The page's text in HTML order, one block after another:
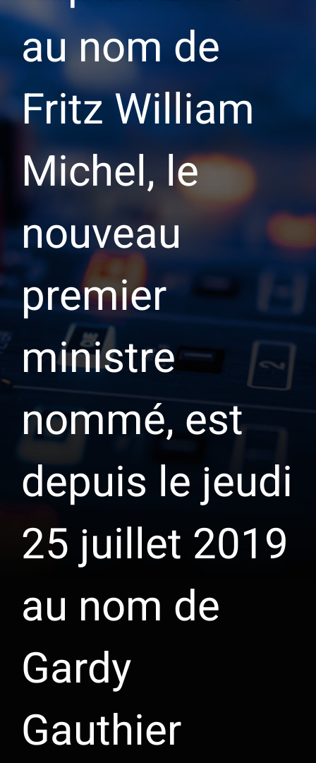
au nom de
Fritz William
Michel, le
nouveau
premier
ministre
nommé, est
depuis le jeudi
25 juillet 2019
au nom de
Gardy
Gauthier